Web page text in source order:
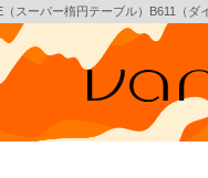
スーパー楕円テーブル）B611（